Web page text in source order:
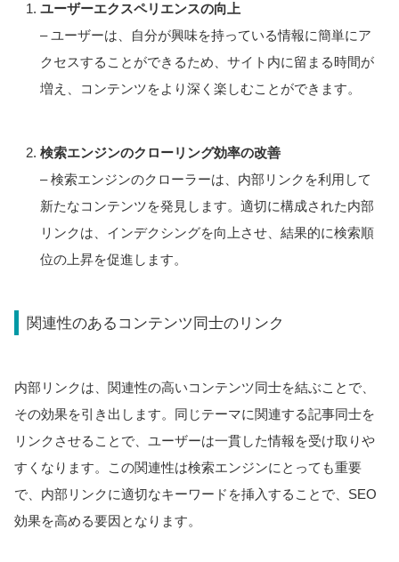
ユーザーエクスペリエンスの向上
– ユーザーは、自分が興味を持っている情報に簡単にア
クセスすることができるため、サイト内に留まる時間が
増え、コンテンツをより深く楽しむことができます。
検索エンジンのクローリング効率の改善
– 検索エンジンのクローラーは、内部リンクを利用して
新たなコンテンツを発見します。適切に構成された内部
リンクは、インデクシングを向上させ、結果的に検索順
位の上昇を促進します。
関連性のあるコンテンツ同士のリンク
内部リンクは、関連性の高いコンテンツ同士を結ぶことで、
その効果を引き出します。同じテーマに関連する記事同士を
リンクさせることで、ユーザーは一貫した情報を受け取りや
すくなります。この関連性は検索エンジンにとっても重要
で、内部リンクに適切なキーワードを挿入することで、SEO
効果を高める要因となります。